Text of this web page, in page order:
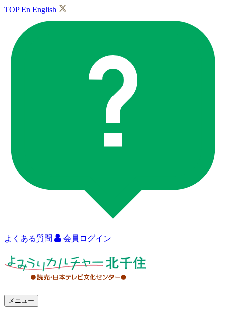
TOP En English
よくある質問 会員ログイン
メニュー